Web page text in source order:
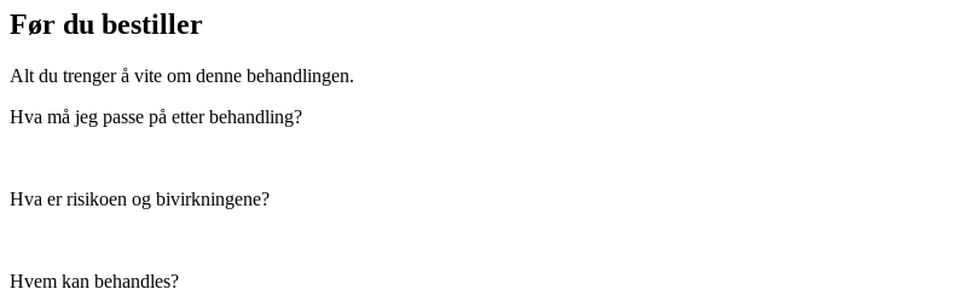
Før du bestiller
Alt du trenger å vite om denne behandlingen.
Hva må jeg passe på etter behandling?
Hva er risikoen og bivirkningene?
Hvem kan behandles?